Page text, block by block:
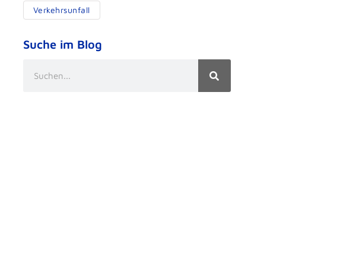
Verkehrsunfall
Suche im Blog